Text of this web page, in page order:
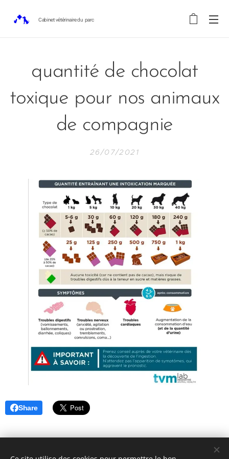
Cabinet vétérinaire du parc
quantité de chocolat
toxique pour nos animaux
de compagnie
26/07/2021
Share